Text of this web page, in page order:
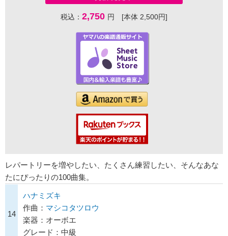
税込： 2,750 円 [本体 2,500円]
レパートリーを増やしたい、たくさん練習したい、そんなあな
たにぴったりの100曲集。
14
ハナミズキ
作曲： マシコタツロウ
楽器：オーボエ
グレード：中級